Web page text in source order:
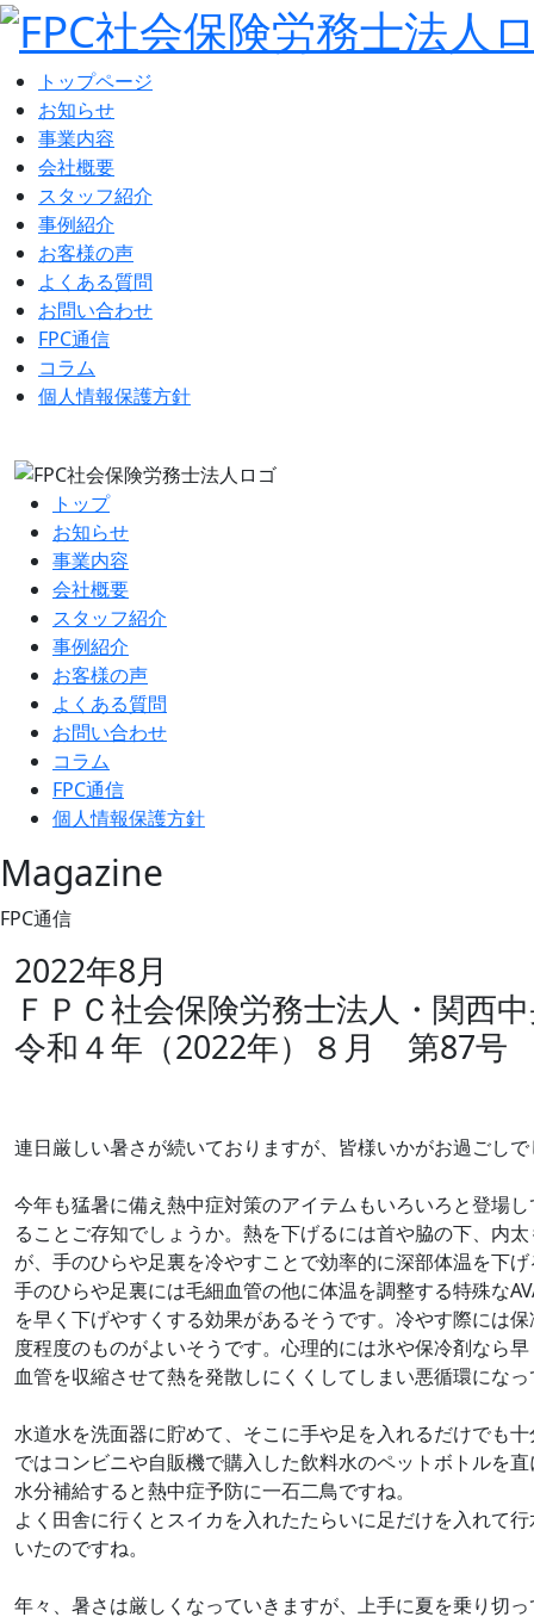
トップページ
お知らせ
事業内容
会社概要
スタッフ紹介
事例紹介
お客様の声
よくある質問
お問い合わせ
FPC通信
コラム
個人情報保護方針
トップ
お知らせ
事業内容
会社概要
スタッフ紹介
事例紹介
お客様の声
よくある質問
お問い合わせ
コラム
FPC通信
個人情報保護方針
Magazine
FPC通信
2022年8月
ＦＰＣ社会保険労務士法人・関
令和４年（2022年）８月 第87号
連日厳しい暑さが続いておりますが、皆様いかがお過ごし
今年も猛暑に備え熱中症対策のアイテムもいろいろと登場
ることご存知でしょうか。熱を下げるには首や脇の下、内
が、手のひらや足裏を冷やすことで効率的に深部体温を下
手のひらや足裏には毛細血管の他に体温を調整する特殊な
を早く下げやすくする効果があるそうです。冷やす際には
度程度のものがよいそうです。心理的には氷や保冷剤なら
血管を収縮させて熱を発散しにくくしてしまい悪循環にな
水道水を洗面器に貯めて、そこに手や足を入れるだけでも
ではコンビニや自販機で購入した飲料水のペットボトルを
水分補給すると熱中症予防に一石二鳥ですね。
よく田舎に行くとスイカを入れたたらいに足だけを入れて
いたのですね。
年々、暑さは厳しくなっていきますが、上手に夏を乗り切